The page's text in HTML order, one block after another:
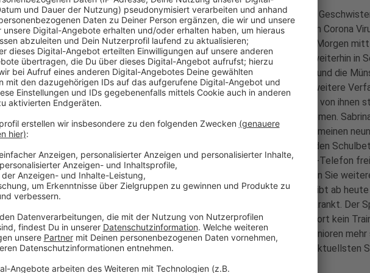
Ein Lehrer hat sich mit dem Corona Virus infiziert. Es ist neben der
Realschule in Senden die zweite Schule, die wegen des neuartigen Corona
Zahl der Corona-Fälle steigt: Im Kreis Coesfeld gibt es bis heute Morgen
Infektionen und mehrere Verdachtsfälle. Der Schwerpunkt liegt weiterhin in
Münsterlandweit gibt jetzt Fälle. Die Bezirksregerierung Münster und die
haben ihre Krisenstäbe aktiviert. Sie treffen sich täglich, um das weitere
besprechen. Die Verunsicherung bei Eltern ist natürlich groß: Viele von ihnen
geschlossenen Schulen schon jetzt vor echten Betreuungsproblemen.
beispielsweise auf der Radio Kiepenkerl-Facebookseite: Ich kann meinen
nicht einfach 14 Tage allein zuhause lassen... Für Fragen rund um den
Corona-Virus schaltet die Bezirksregierung Münster jetzt ein Info-Telefon
4198. Das Virus wirkt sich nicht nur auf Schulen aus. In Olfen haben Sie
Nachbarorte für Ihre Bankgeschäfte. Die Filiale der Volksbank bleibt ab
voraussichtlich eine Woche geschlossen. Drei Mitarbeiter sind erkrankt. Der
Lüdinghausen informiert auf seiner Internetseite: Es findet ab sofort kein
Spielbetrieb bei den D-Junioren , C-Junioren , B-Junioren und A-Junioren
Sie hier bei Radio Kiepenkerl in Sachen Corona natürlich auf dem aktuellsten